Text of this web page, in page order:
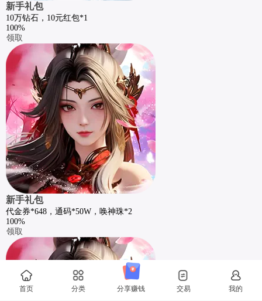
新手礼包
10万钻石，10元红包*1
100%
领取
新手礼包
代金券*648，通码*50W，唤神珠*2
100%
领取
首页 分类 分享赚钱 交易 我的